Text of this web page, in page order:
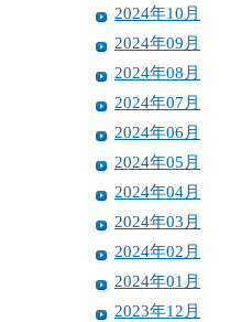
2024年10月
2024年09月
2024年08月
2024年07月
2024年06月
2024年05月
2024年04月
2024年03月
2024年02月
2024年01月
2023年12月